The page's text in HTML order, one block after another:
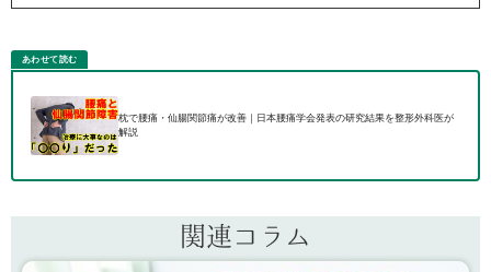
あわせて読む
枕で腰痛・仙腸関節痛が改善｜日本腰痛学会発表の研究結果を整形外科医が
解説
関連コラム